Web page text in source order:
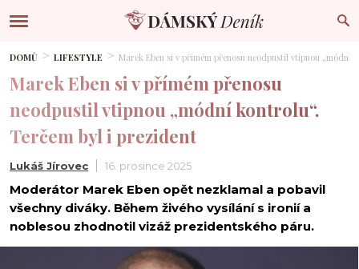
DOMŮ LIFESTYLE Marek Eben si v přímém přenosu neodpustil vtipnou „módní
Marek Eben si v přímém přenosu
neodpustil vtipnou „módní kontrolu“.
Terčem byl i prezident
Lukáš Jírovec 16. prosince 2025
Moderátor Marek Eben opět nezklamal a pobavil
všechny diváky. Během živého vysílání s ironií a
noblesou zhodnotil vizáž prezidentského páru.